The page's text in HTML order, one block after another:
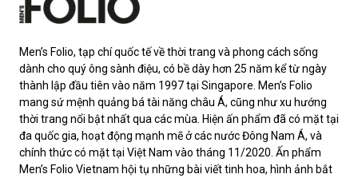
Men’s Folio, tạp chí quốc tế về thời trang và phong cách sống
dành cho quý ông sành điệu, có bề dày hơn 25 năm kể từ ngày
thành lập đầu tiên vào năm 1997 tại Singapore. Men’s Folio
mang sứ mệnh quảng bá tài năng châu Á, cũng như xu hướng
thời trang nổi bật nhất qua các mùa. Hiện ấn phẩm đã có mặt tại
đa quốc gia, hoạt động mạnh mẽ ở các nước Đông Nam Á, và
chính thức có mặt tại Việt Nam vào tháng 11/2020. Ấn phẩm
Men’s Folio Vietnam hội tụ những bài viết tinh hoa, hình ảnh bắt